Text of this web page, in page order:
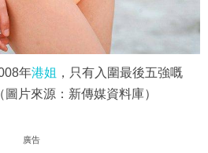
年港姐 ，只有入圍最後五強嘅
片來源：新傳媒資料庫）
廣告